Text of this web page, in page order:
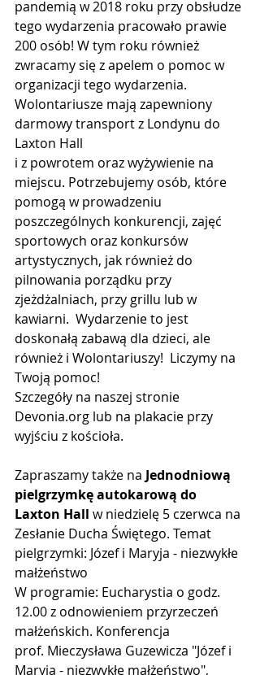
pandemią w 2018 roku przy obsłudze
tego wydarzenia pracowało prawie
200 osób! W tym roku również
zwracamy się z apelem o pomoc w
organizacji tego wydarzenia.
Wolontariusze mają zapewniony
darmowy transport z Londynu do
Laxton Hall
i z powrotem oraz wyżywienie na
miejscu. Potrzebujemy osób, które
pomogą w prowadzeniu
poszczególnych konkurencji, zajęć
sportowych oraz konkursów
artystycznych, jak również do
pilnowania porządku przy
zjeżdżalniach, przy grillu lub w
kawiarni.  Wydarzenie to jest
doskonałą zabawą dla dzieci, ale
również i Wolontariuszy!  Liczymy na
Twoją pomoc!
Szczegóły na naszej stronie
Devonia.org lub na plakacie przy
wyjściu z kościoła.
Zapraszamy także na Jednodniową
pielgrzymkę autokarową do
Laxton Hall w niedzielę 5 czerwca na
Zesłanie Ducha Świętego. Temat
pielgrzymki: Józef i Maryja - niezwykłe
małżeństwo
W programie: Eucharystia o godz.
12.00 z odnowieniem przyrzeczeń
małżeńskich. Konferencja
prof. Mieczysława Guzewicza "Józef i
Maryja - niezwykłe małżeństwo",